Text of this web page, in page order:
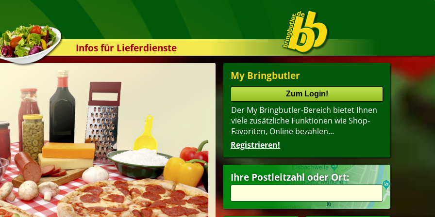
Infos für Lieferdienste
Kassensystem
Zuverlässigkeit
Sicherheit
Der Online-Shop
Das Bestellsystem
Der Bestellvorgang
Übertragung
Testshop
Styles
Kontakt
My Bringbutler
Der My Bringbutler-Bereich bietet Ihnen
viele zusätzliche Funktionen wie Shop-
Favoriten, Online bezahlen...
Registrieren!
Ihre Postleitzahl oder Ort: